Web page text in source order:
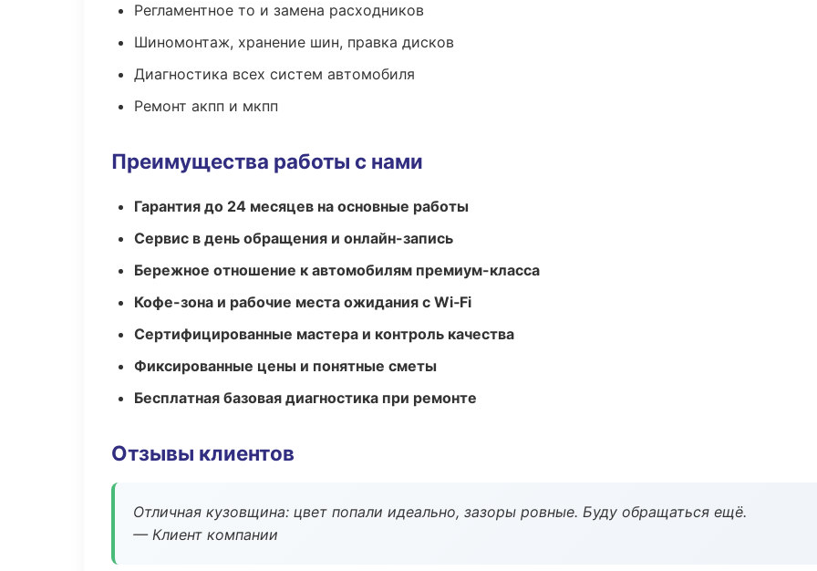
Регламентное то и замена расходников
Шиномонтаж, хранение шин, правка дисков
Диагностика всех систем автомобиля
Ремонт акпп и мкпп
Преимущества работы с нами
Гарантия до 24 месяцев на основные работы
Сервис в день обращения и онлайн-запись
Бережное отношение к автомобилям премиум-класса
Кофе-зона и рабочие места ожидания с Wi‑Fi
Сертифицированные мастера и контроль качества
Фиксированные цены и понятные сметы
Бесплатная базовая диагностика при ремонте
Отзывы клиентов
Отличная кузовщина: цвет попали идеально, зазоры ровные. Буду обращаться ещё.
— Клиент компании